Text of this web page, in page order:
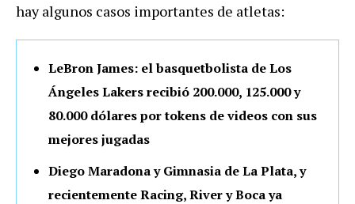
hay algunos casos importantes de atletas:
LeBron James: el basquetbolista de Los
Ángeles Lakers recibió 200.000, 125.000 y
80.000 dólares por tokens de videos con sus
mejores jugadas
Diego Maradona y Gimnasia de La Plata, y
recientemente Racing, River y Boca ya